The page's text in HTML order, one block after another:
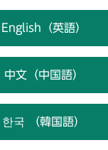
English（英語）
中文（中国語）
한국 （韓国語）